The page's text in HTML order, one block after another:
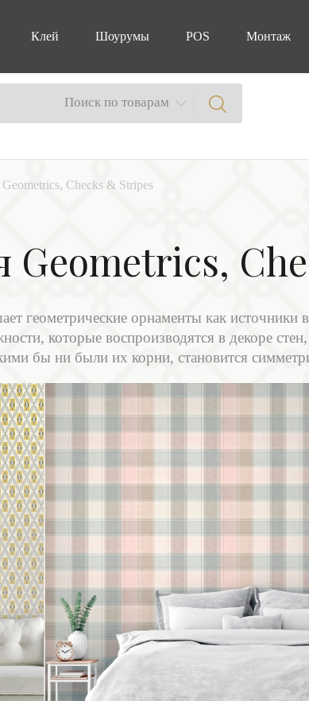
Клей
Шоурумы POS Монтаж
Поиск по товарам
Geometrics, Checks & Stripes
Geometrics,
геометрические орнаменты как
которые воспроизводятся в декоре
бы ни были их корни, становится